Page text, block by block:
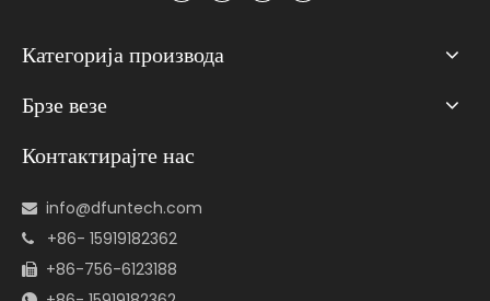
Категорија производа
Брзе везе
Контактирајте нас
 info@dfuntech.com
 +86- 15919182362
 +86-756-6123188